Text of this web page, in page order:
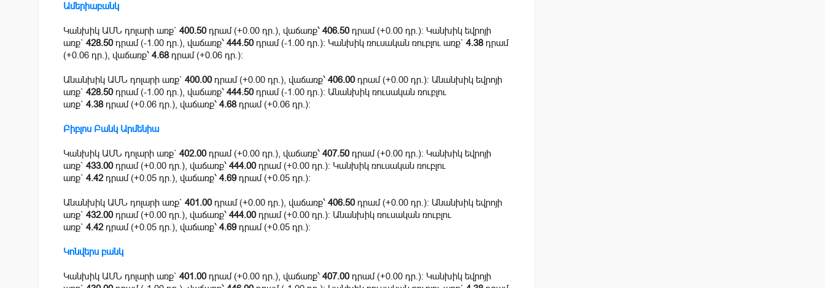
Ամերիաբանկ
Կանխիկ ԱՄՆ դոլարի առք` 400.50դրամ (+0.00 դր.), վաճառք՝ 406.50դրամ (+0.00 դր.): Կանխիկ եվրոյի
առք` 428.50դրամ (-1.00 դր.), վաճառք՝ 444.50դրամ (-1.00 դր.): Կանխիկ ռուսական ռուբլու առք` 4.38դրամ
(+0.06 դր.), վաճառք՝ 4.68դրամ (+0.06 դր.):
Անանխիկ ԱՄՆ դոլարի առք` 400.00դրամ (+0.00 դր.), վաճառք՝ 406.00դրամ (+0.00 դր.): Անանխիկ եվրոյի
առք` 428.50դրամ (-1.00 դր.), վաճառք՝ 444.50դրամ (-1.00 դր.): Անանխիկ ռուսական ռուբլու
առք` 4.38դրամ (+0.06 դր.), վաճառք՝ 4.68դրամ (+0.06 դր.):
Բիբլոս Բանկ Արմենիա
Կանխիկ ԱՄՆ դոլարի առք` 402.00դրամ (+0.00 դր.), վաճառք՝ 407.50դրամ (+0.00 դր.): Կանխիկ եվրոյի
առք` 433.00դրամ (+0.00 դր.), վաճառք՝ 444.00դրամ (+0.00 դր.): Կանխիկ ռուսական ռուբլու
առք` 4.42դրամ (+0.05 դր.), վաճառք՝ 4.69դրամ (+0.05 դր.):
Անանխիկ ԱՄՆ դոլարի առք` 401.00դրամ (+0.00 դր.), վաճառք՝ 406.50դրամ (+0.00 դր.): Անանխիկ եվրոյի
առք` 432.00դրամ (+0.00 դր.), վաճառք՝ 444.00դրամ (+0.00 դր.): Անանխիկ ռուսական ռուբլու
առք` 4.42դրամ (+0.05 դր.), վաճառք՝ 4.69դրամ (+0.05 դր.):
Կոնվերս բանկ
Կանխիկ ԱՄՆ դոլարի առք` 401.00դրամ (+0.00 դր.), վաճառք՝ 407.00դրամ (+0.00 դր.): Կանխիկ եվրոյի